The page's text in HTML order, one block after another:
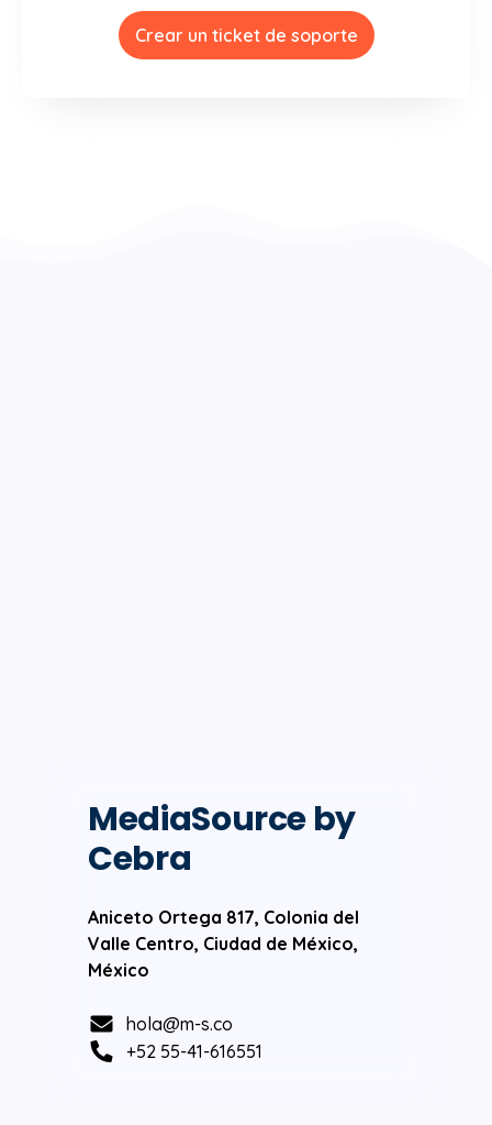
Crear un ticket de soporte
MediaSource by
Cebra
Aniceto Ortega 817, Colonia del
Valle Centro, Ciudad de México,
México
hola@m-s.co
+52 55-41-616551